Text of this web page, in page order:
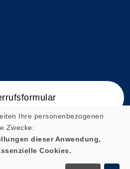
Ihre personenbezogenen
Zwecke:
dieser Anwendung,
Cookies.